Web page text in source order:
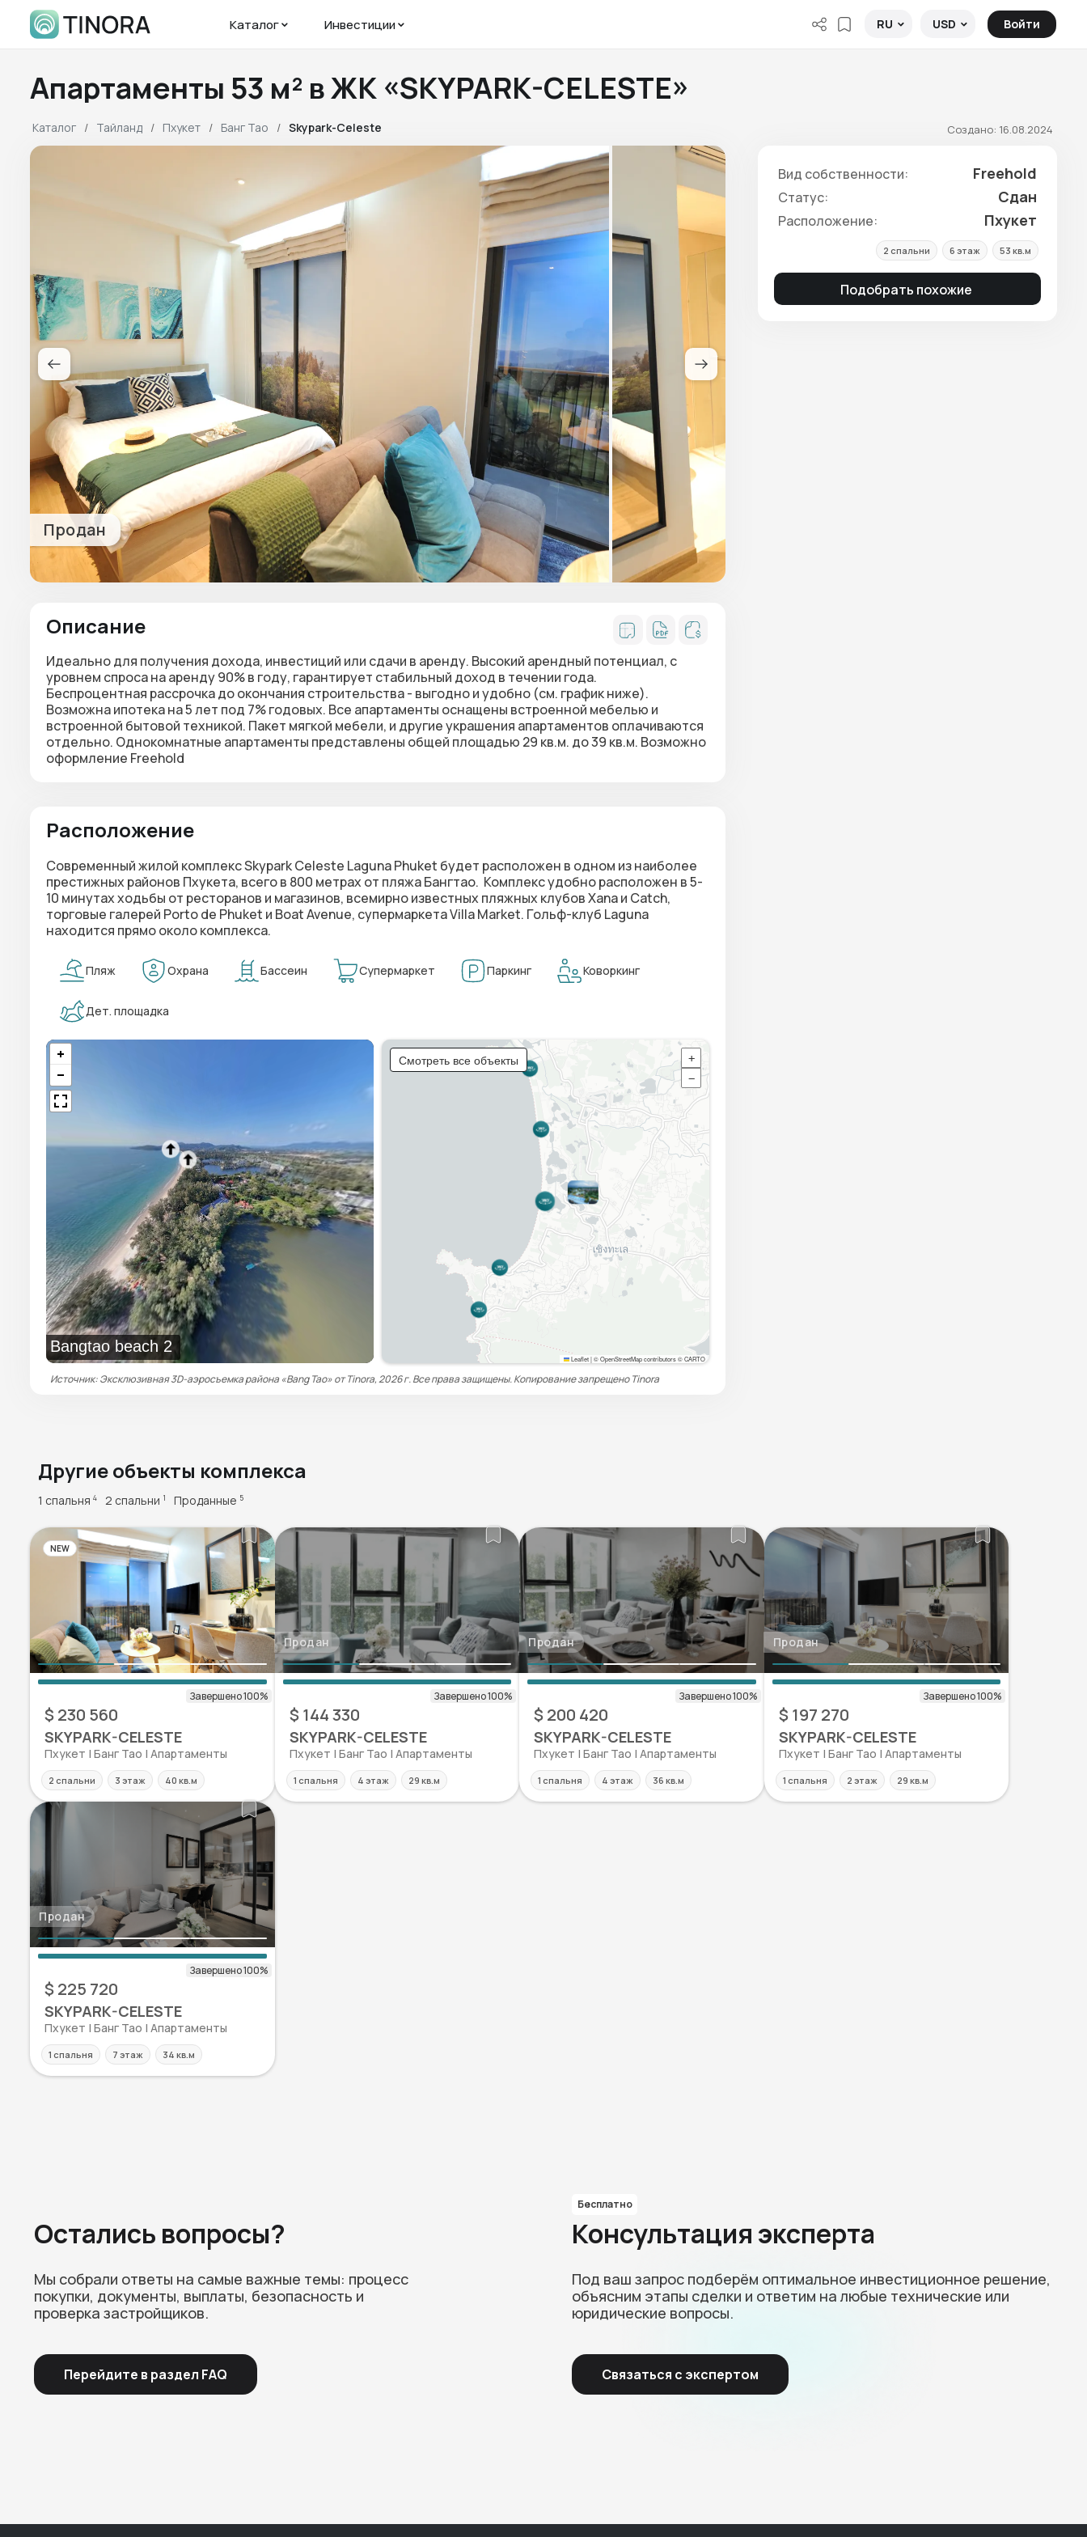
Каталог Инвестиции RU USD Войти
Апартаменты 53 м² в ЖК «SKYPARK-CELESTE»
Каталог Тайланд Пхукет Банг Тао Skypark-Celeste Создано: 16.08.2024
Продан
Вид собственности: Freehold
Статус: Сдан
Расположение: Пхукет
2 спальни 6 этаж 53 кв.м
Подобрать похожие
Описание
Идеально для получения дохода, инвестиций или сдачи в аренду. Высокий арендный потенциал, с
уровнем спроса на аренду 90% в году, гарантирует стабильный доход в течении года.
Беспроцентная рассрочка до окончания строительства - выгодно и удобно (см. график ниже).
Возможна ипотека на 5 лет под 7% годовых. Все апартаменты оснащены встроенной мебелью и
встроенной бытовой техникой. Пакет мягкой мебели, и другие украшения апартаментов оплачиваются
отдельно. Однокомнатные апартаменты представлены общей площадью 29 кв.м. до 39 кв.м. Возможно
оформление Freehold
Расположение
Современный жилой комплекс Skypark Celeste Laguna Phuket будет расположен в одном из наиболее
престижных районов Пхукета, всего в 800 метрах от пляжа Бангтао. Комплекс удобно расположен в 5-
10 минутах ходьбы от ресторанов и магазинов, всемирно известных пляжных клубов Xana и Catch,
торговые галерей Porto de Phuket и Boat Avenue, супермаркета Villa Market. Гольф-клуб Laguna
находится прямо около комплекса.
Пляж Охрана Бассеин Супермаркет Паркинг Коворкинг
Дет. площадка
Bangtao beach 2
Смотреть все объекты
+
−
Leaflet|© OpenStreetMap contributors © CARTO
Источник: Эксклюзивная 3D-аэросъемка района «Bang Tao» от Tinora, 2026 г. Все права защищены. Копирование запрещеноTinora
Другие объекты комплекса
1 спальня 4 2 спальни 1 Проданные 5
NEW
$ 230 560
SKYPARK-CELESTE
Пхукет | Банг Тао | Апартаменты
2 спальни 3 этаж 40 кв.м
Продан
$ 144 330
SKYPARK-CELESTE
Пхукет | Банг Тао | Апартаменты
1 спальня 4 этаж 29 кв.м
Продан
$ 200 420
SKYPARK-CELESTE
Пхукет | Банг Тао | Апартаменты
1 спальня 4 этаж 36 кв.м
Продан
$ 197 270
SKYPARK-CELESTE
Пхукет | Банг Тао | Апартаменты
1 спальня 2 этаж 29 кв.м
Продан
$ 225 720
SKYPARK-CELESTE
Пхукет | Банг Тао | Апартаменты
1 спальня 7 этаж 34 кв.м
Остались вопросы?
Мы собрали ответы на самые важные темы: процесс
покупки, документы, выплаты, безопасность и
проверка застройщиков.
Перейдите в раздел FAQ
Бесплатно
Консультация эксперта
Под ваш запрос подберём оптимальное инвестиционное решение,
объясним этапы сделки и ответим на любые технические или
юридические вопросы.
Связаться с экспертом